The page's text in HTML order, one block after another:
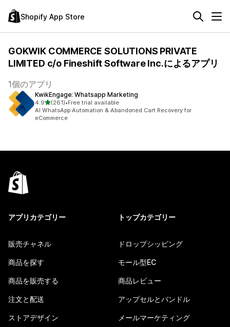
Shopify App Store
GOKWIK COMMERCE SOLUTIONS PRIVATE
LIMITED c/o Fineshift Software Inc.によるアプリ
1個のアプリ
KwikEngage: Whatsapp Marketing
4.95つ星中
(261)
合計レビュー数：261件
•Free trial available
AI WhatsApp Automation & Abandoned Cart Recovery for
eCommerce
アプリカテゴリー
販売チャネル
商品を探す
商品を販売する
注文と配送
ストアデザイン
トップカテゴリー
ドロップシッピング
モール型EC
商品レビュー
アップセルとバンドル
メールマーケティング